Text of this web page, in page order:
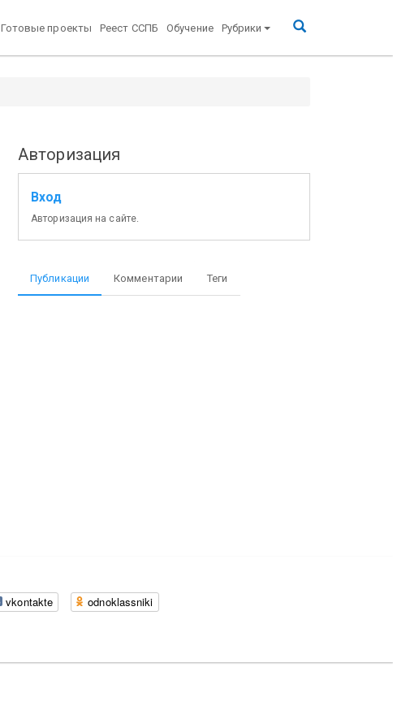
Готовые проекты Реест ССПБ Обучение Рубрики
Авторизация
Вход
Авторизация на сайте.
Публикации Комментарии Теги
vkontakte odnoklassniki